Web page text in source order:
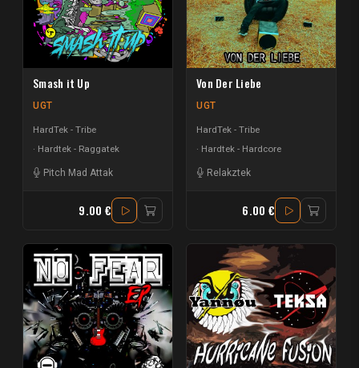
Smash it Up
UGT
HardTek - Tribe
Hardtek - Raggatek
Pitch Mad Attak
9.00 €
Von Der Liebe
UGT
HardTek - Tribe
Hardtek - Hardcore
Relakztek
6.00 €